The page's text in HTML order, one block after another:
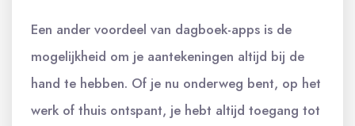
Een ander voordeel van dagboek-apps is de
mogelijkheid om je aantekeningen altijd bij de
hand te hebben. Of je nu onderweg bent, op het
werk of thuis ontspant, je hebt altijd toegang tot